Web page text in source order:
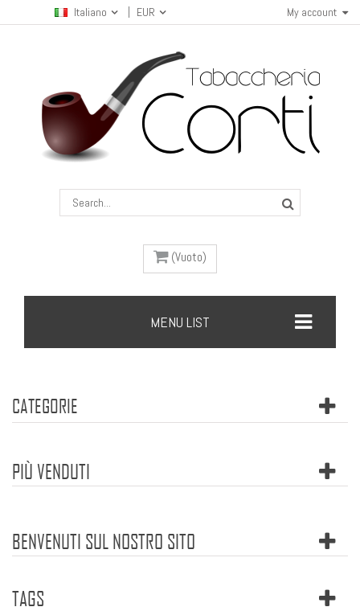
My account
Italiano EUR
(Vuoto)
MENU LIST
CATEGORIE
PIÙ VENDUTI
BENVENUTI SUL NOSTRO SITO
TAGS